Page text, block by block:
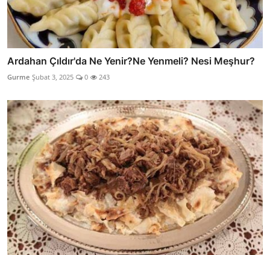
Ardahan Çıldır'da Ne Yenir?Ne Yenmeli? Nesi Meşhur?
Gurme Şubat 3, 2025 0 243